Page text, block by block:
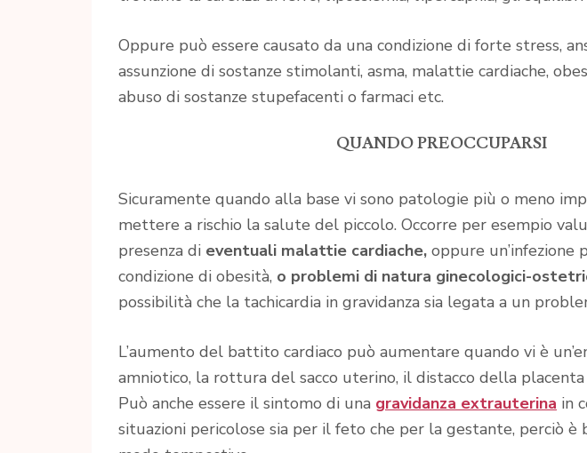
Oppure può essere causato da una condizione di forte stress,
assunzione di sostanze stimolanti, asma, malattie cardiache,
abuso di sostanze stupefacenti o farmaci etc.
QUANDO PREOCCUPARSI
Sicuramente quando alla base vi sono patologie più o meno
mettere a rischio la salute del piccolo. Occorre per esempio
presenza di eventuali malattie cardiache, oppure un’infezione
condizione di obesità, o problemi di natura ginecologici-
possibilità che la tachicardia in gravidanza sia legata a un
L’aumento del battito cardiaco può aumentare quando vi è
amniotico, la rottura del sacco uterino, il distacco della placenta
Può anche essere il sintomo di una gravidanza extrauterina in
situazioni pericolose sia per il feto che per la gestante, perciò è